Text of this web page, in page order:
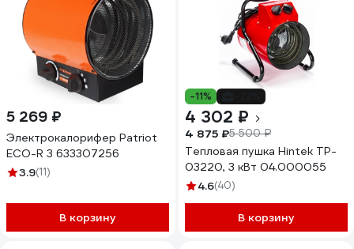
5 269 ₽
Электрокалорифер Patriot
ECO-R 3 633307256
3.9(11)
В корзину
-11%
4 302 ₽
4 875 ₽5 500 ₽
Тепловая пушка Hintek TP-
03220, 3 кВт 04.000055
4.6(40)
В корзину